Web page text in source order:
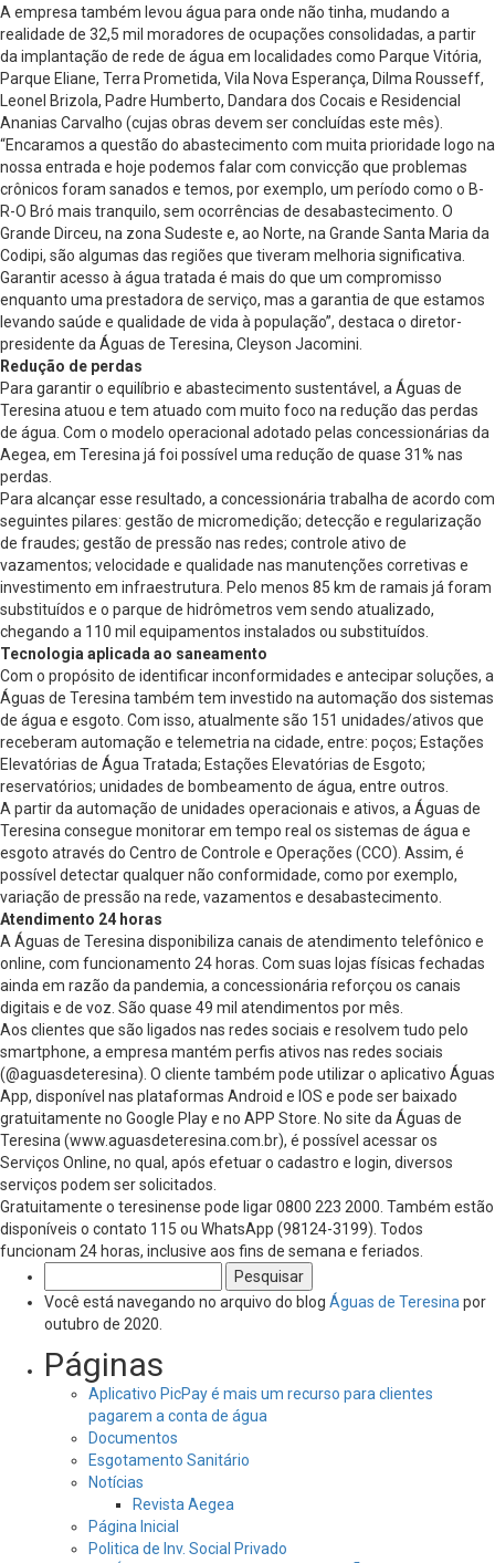
A empresa também levou água para onde não tinha, mudando a
realidade de 32,5 mil moradores de ocupações consolidadas, a partir
da implantação de rede de água em localidades como Parque Vitória,
Parque Eliane, Terra Prometida, Vila Nova Esperança, Dilma Rousseff,
Leonel Brizola, Padre Humberto, Dandara dos Cocais e Residencial
Ananias Carvalho (cujas obras devem ser concluídas este mês).
“Encaramos a questão do abastecimento com muita prioridade logo na
nossa entrada e hoje podemos falar com convicção que problemas
crônicos foram sanados e temos, por exemplo, um período como o B-
R-O Bró mais tranquilo, sem ocorrências de desabastecimento. O
Grande Dirceu, na zona Sudeste e, ao Norte, na Grande Santa Maria da
Codipi, são algumas das regiões que tiveram melhoria significativa.
Garantir acesso à água tratada é mais do que um compromisso
enquanto uma prestadora de serviço, mas a garantia de que estamos
levando saúde e qualidade de vida à população”, destaca o diretor-
presidente da Águas de Teresina, Cleyson Jacomini.
Redução de perdas
Para garantir o equilíbrio e abastecimento sustentável, a Águas de
Teresina atuou e tem atuado com muito foco na redução das perdas
de água. Com o modelo operacional adotado pelas concessionárias da
Aegea, em Teresina já foi possível uma redução de quase 31% nas
perdas.
Para alcançar esse resultado, a concessionária trabalha de acordo com
seguintes pilares: gestão de micromedição; detecção e regularização
de fraudes; gestão de pressão nas redes; controle ativo de
vazamentos; velocidade e qualidade nas manutenções corretivas e
investimento em infraestrutura. Pelo menos 85 km de ramais já foram
substituídos e o parque de hidrômetros vem sendo atualizado,
chegando a 110 mil equipamentos instalados ou substituídos.
Tecnologia aplicada ao saneamento
Com o propósito de identificar inconformidades e antecipar soluções, a
Águas de Teresina também tem investido na automação dos sistemas
de água e esgoto. Com isso, atualmente são 151 unidades/ativos que
receberam automação e telemetria na cidade, entre: poços; Estações
Elevatórias de Água Tratada; Estações Elevatórias de Esgoto;
reservatórios; unidades de bombeamento de água, entre outros.
A partir da automação de unidades operacionais e ativos, a Águas de
Teresina consegue monitorar em tempo real os sistemas de água e
esgoto através do Centro de Controle e Operações (CCO). Assim, é
possível detectar qualquer não conformidade, como por exemplo,
variação de pressão na rede, vazamentos e desabastecimento.
Atendimento 24 horas
A Águas de Teresina disponibiliza canais de atendimento telefônico e
online, com funcionamento 24 horas. Com suas lojas físicas fechadas
ainda em razão da pandemia, a concessionária reforçou os canais
digitais e de voz. São quase 49 mil atendimentos por mês.
Aos clientes que são ligados nas redes sociais e resolvem tudo pelo
smartphone, a empresa mantém perfis ativos nas redes sociais
(@aguasdeteresina). O cliente também pode utilizar o aplicativo Águas
App, disponível nas plataformas Android e IOS e pode ser baixado
gratuitamente no Google Play e no APP Store. No site da Águas de
Teresina (www.aguasdeteresina.com.br), é possível acessar os
Serviços Online, no qual, após efetuar o cadastro e login, diversos
serviços podem ser solicitados.
Gratuitamente o teresinense pode ligar 0800 223 2000. Também estão
disponíveis o contato 115 ou WhatsApp (98124-3199). Todos
funcionam 24 horas, inclusive aos fins de semana e feriados.
por:
Você está navegando no arquivo do blog Águas de Teresina por
outubro de 2020.
Páginas
Aplicativo PicPay é mais um recurso para clientes
pagarem a conta de água
Documentos
Esgotamento Sanitário
Notícias
Revista Aegea
Página Inicial
Politica de Inv. Social Privado